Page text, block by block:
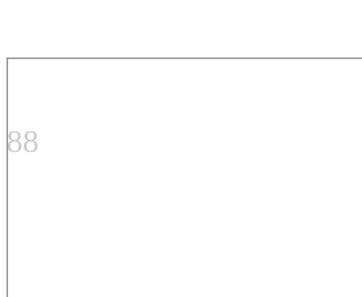
88